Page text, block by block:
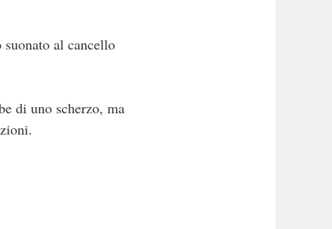
al cancello
di uno scherzo, ma